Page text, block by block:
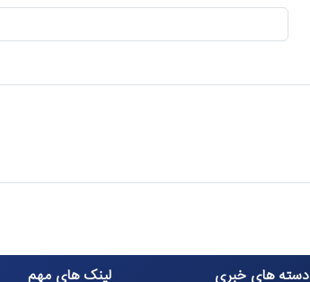
دسته های خبری لینک های مهم